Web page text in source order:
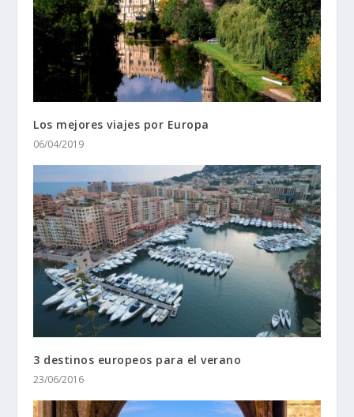
Los mejores viajes por Europa
06/04/2019
3 destinos europeos para el verano
23/06/2016